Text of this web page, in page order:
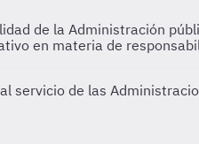
de la Administración
en materia de
servicio de las